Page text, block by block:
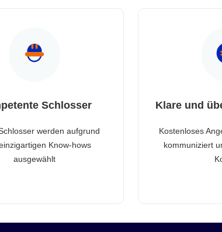
Schlosser
werden aufgrund
Know-hows
ausgewählt
Klare und
Kostenloses
kommuniziert